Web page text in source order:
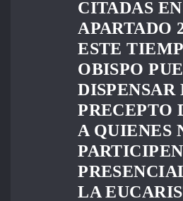
CITADAS
APARTADO
ESTE
OBISPO
DISPENSAR
PRECEPTO
A QUIENES
PARTICIPEN
LA